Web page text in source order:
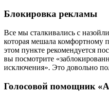
Блокировка рекламы
Все мы сталкивались с
которая мешала комфортному
этом пункте рекомендуется
вы посмотрите
исключения». Это довольно
Голосовой помощник